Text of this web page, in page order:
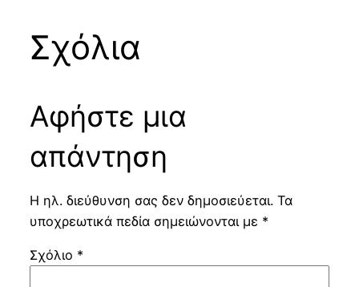
Σχόλια
Αφήστε μια
απάντηση
Η ηλ. διεύθυνση σας δεν δημοσιεύεται. Τα
υποχρεωτικά πεδία σημειώνονται με *
Σχόλιο *